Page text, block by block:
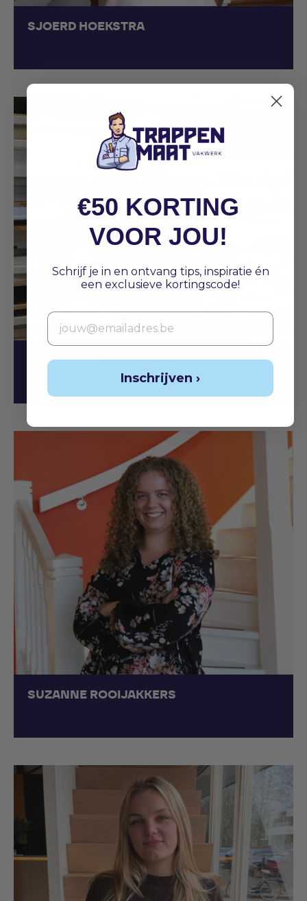
SJOERD HOEKSTRA
BART BRON
SUZANNE ROOIJAKKERS
€50 KORTING
VOOR JOU!
Schrijf je in en ontvang tips, inspiratie én
een exclusieve kortingscode!
Email
Inschrijven ›